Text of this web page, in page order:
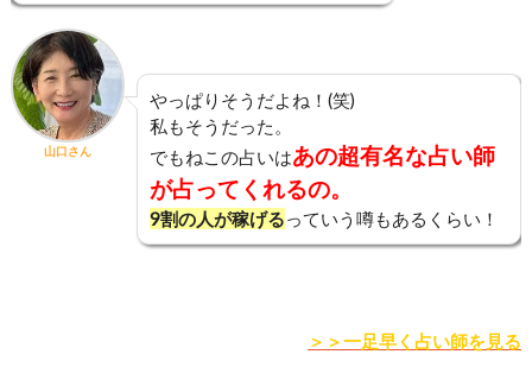
山口さん
やっぱりそうだよね！(笑)
私もそうだった。
でもねこの占いはあの超有名な占い師
が占ってくれるの。
9割の人が稼げるっていう噂もあるくらい！
＞＞一足早く占い師を見る